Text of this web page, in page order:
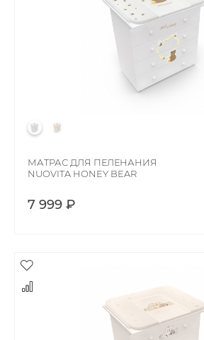
МАТРАС ДЛЯ ПЕЛЕНАНИЯ
NUOVITA HONEY BEAR
7 999 ₽